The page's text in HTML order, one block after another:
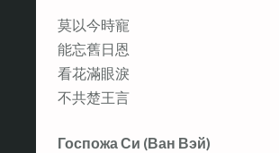
莫以今時寵
能忘舊日恩
看花滿眼淚
不共楚王言
Госпожа Си (Ван Вэй)